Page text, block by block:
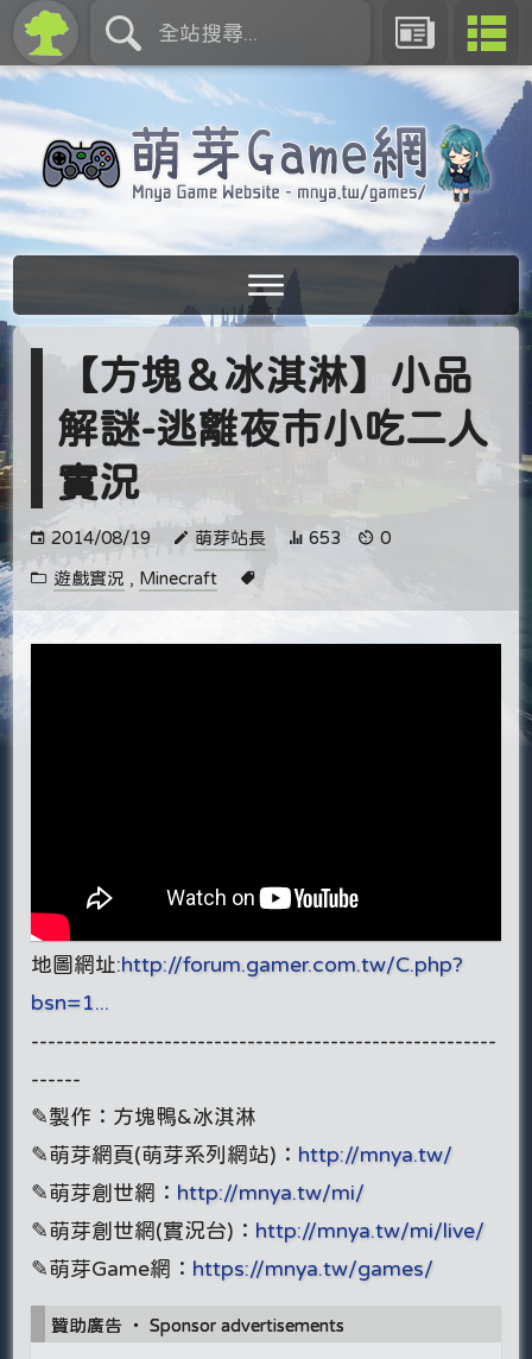
【方塊＆冰淇淋】小品
解謎-逃離夜市小吃二人
實況
2014/08/19 萌芽站長 653 0
遊戲實況 , Minecraft
地圖網址:http://forum.gamer.com.tw/C.php?
bsn=1...
----------------------------------------­­----------------
------
✎製作：方塊鴨&冰淇淋
✎萌芽網頁(萌芽系列網站)： http://mnya.tw/
✎萌芽創世網： http://mnya.tw/mi/
✎萌芽創世網(實況台)： http://mnya.tw/mi/live/
✎萌芽Game網： https://mnya.tw/games/
贊助廣告 ‧ Sponsor advertisements